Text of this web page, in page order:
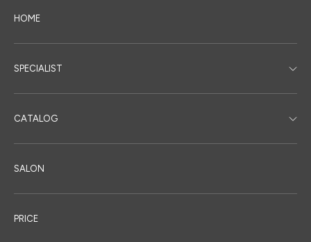
HOME
SPECIALIST
CATALOG
SALON
PRICE